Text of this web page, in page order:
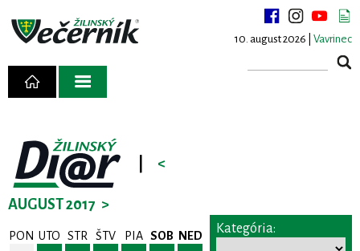
10. august 2026 | Vavrinec
<
AUGUST 2017 >
PON UTO STR ŠTV PIA SOB NED Kategória: